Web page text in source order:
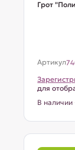
Грот
Артикул
для
В